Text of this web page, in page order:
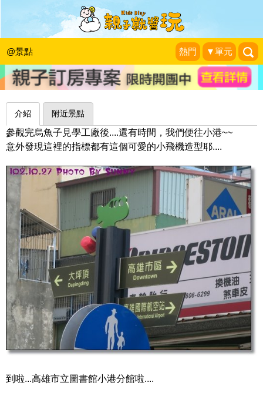
@景點 熱門 ▼單元
在小火車裡面作森林閱讀：高雄市立圖
書館小港分館
|2013-12-01
介紹 附近景點
參觀完烏魚子見學工廠後....還有時間，我們便往小港~~
意外發現這裡的指標都有這個可愛的小飛機造型耶....
到啦...高雄市立圖書館小港分館啦....